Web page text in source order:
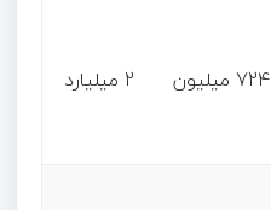
724 میلیون 2 میلیارد